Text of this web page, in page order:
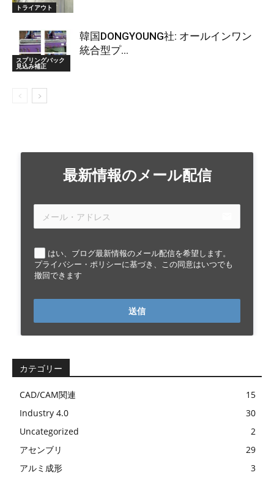
トライアウト
スプリングバック
見込み補正
韓国DONGYOUNG社: オールインワン
統合型プ...
最新情報のメール配信
はい、ブログ最新情報のメール配信を希望します。
プライバシー・ポリシーに基づき、この同意はいつでも
撤回できます
送信
カテゴリー
CAD/CAM関連
15
Industry 4.0
30
Uncategorized
2
アセンブリ
29
アルミ成形
3